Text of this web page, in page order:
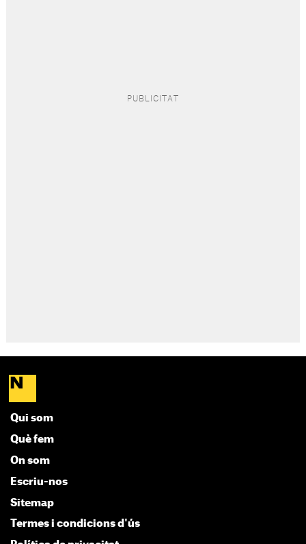
Qui som
Què fem
On som
Escriu-nos
Sitemap
Termes i condicions d'ús